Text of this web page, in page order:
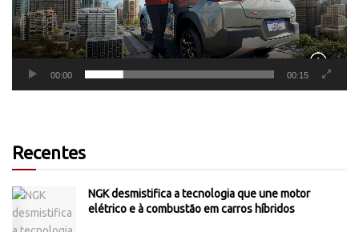
00:00 00:15
Recentes
NGK desmistifica a tecnologia que une motor
elétrico e à combustão em carros híbridos